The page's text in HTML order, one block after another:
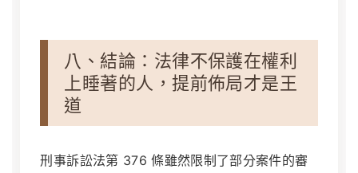
八、結論：法律不保護在權利
上睡著的人，提前佈局才是王
道
刑事訴訟法第 376 條雖然限制了部分案件的審